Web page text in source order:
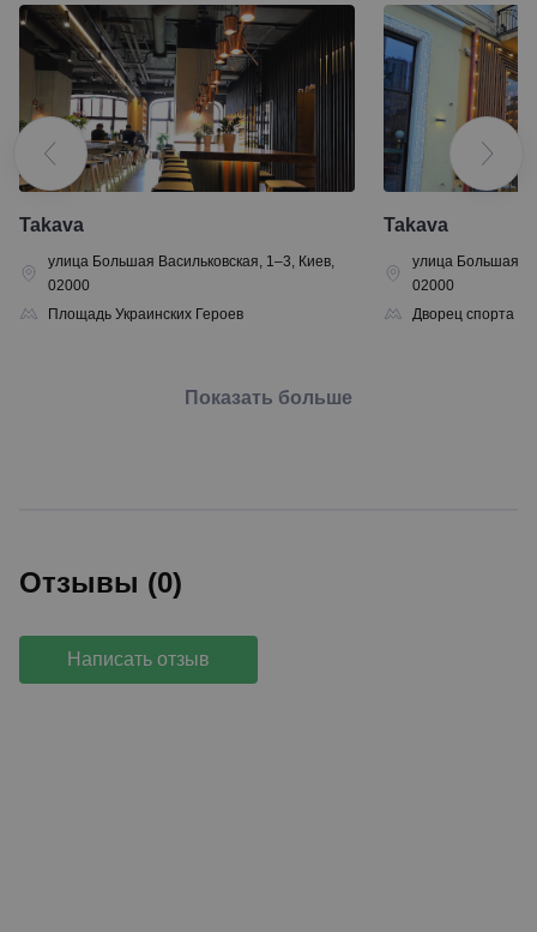
Takava
улица Большая Васильковская, 1–3, Киев,
02000
Площадь Украинских Героев
Takava
улица Большая
02000
Дворец спорта
Показать больше
Отзывы (0)
Написать отзыв